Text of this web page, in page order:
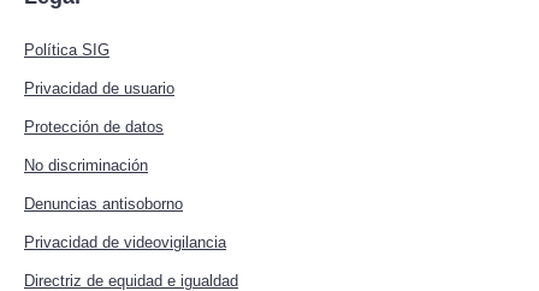
Política SIG
Privacidad de usuario
Protección de datos
No discriminación
Denuncias antisoborno
Privacidad de videovigilancia
Directriz de equidad e igualdad